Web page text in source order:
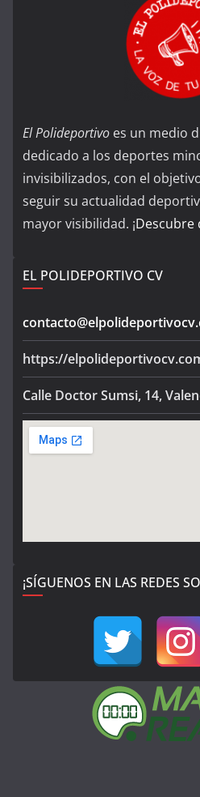
El Polideportivo es un medio
dedicado a los deportes
invisibilizados, con el
seguir su actualidad
mayor visibilidad. ¡Descubre
EL POLIDEPORTIVO CV
https://
Calle Doctor Sumsi, 14,
¡SÍGUENOS EN LAS REDES